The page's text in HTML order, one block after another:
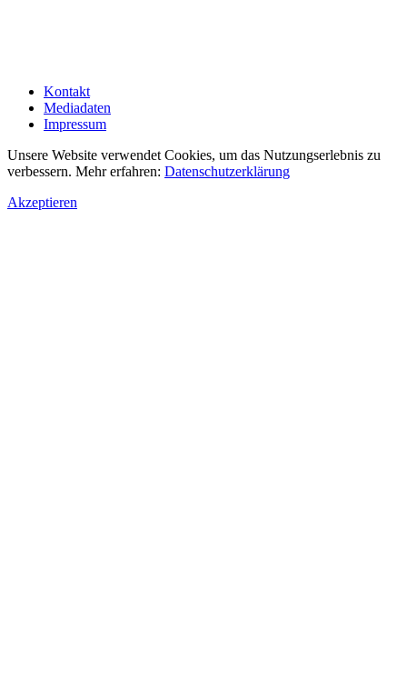
Kontakt
Mediadaten
Impressum
Unsere Website verwendet Cookies, um das Nutzungserlebnis zu
verbessern. Mehr erfahren: Datenschutzerklärung
Akzeptieren